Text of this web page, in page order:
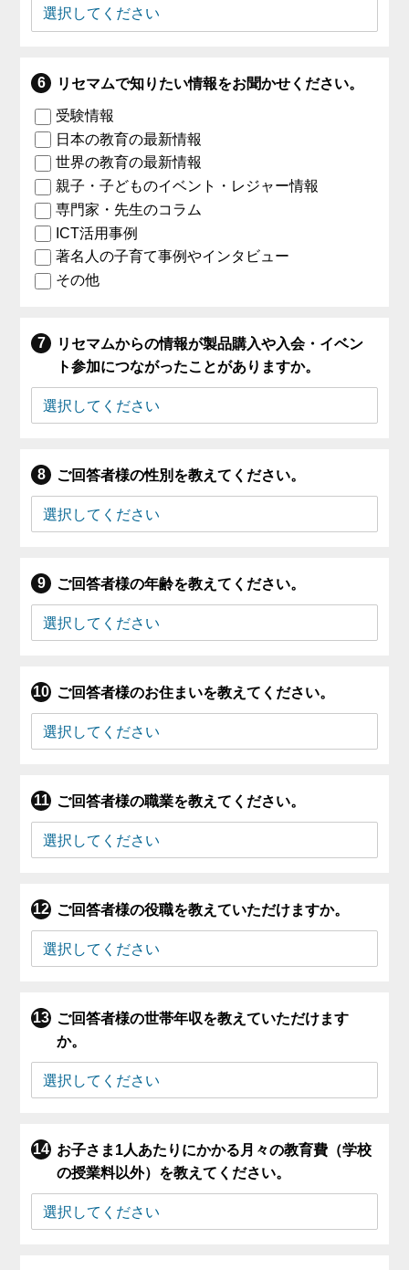
リセマムで知りたい情報をお聞かせください。
受験情報
日本の教育の最新情報
世界の教育の最新情報
親子・子どものイベント・レジャー情報
専門家・先生のコラム
ICT活用事例
著名人の子育て事例やインタビュー
その他
リセマムからの情報が製品購入や入会・イベン
ト参加につながったことがありますか。
ご回答者様の性別を教えてください。
ご回答者様の年齢を教えてください。
ご回答者様のお住まいを教えてください。
ご回答者様の職業を教えてください。
ご回答者様の役職を教えていただけますか。
ご回答者様の世帯年収を教えていただけます
か。
お子さま1人あたりにかかる月々の教育費（学校
の授業料以外）を教えてください。